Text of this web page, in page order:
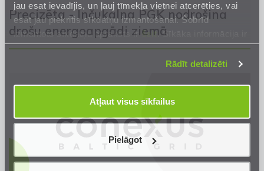
jau esat ievadījis, un ļauj tīmekļa vietnei atcerēties, vai
esat jau piekritis sīkdatņu izmantošanai. Šobrīd
izmantoto sīkdatņu apraksts ir šeit. Sīkāka informācija ir
mūsuPrivātuma atrunā.
Rādīt detalizēti
Atļaut visus sīkfailus
Pielāgot
Precizēta - Inčukalna PGK nodrošina
drošu energoapgādi ziemā